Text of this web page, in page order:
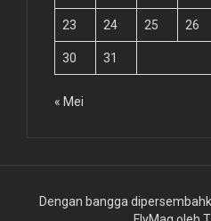
23 24 25 26
30 31
« Mei
Dengan bangga